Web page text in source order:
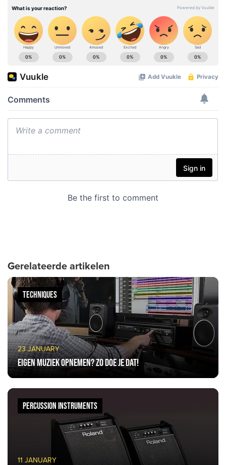
Gerelateerde artikelen
23 JANUARY
Eigen muziek opnemen? Zo doe je dat!
TECHNIQUES
11 JANUARY
PERCUSSION INSTRUMENTS